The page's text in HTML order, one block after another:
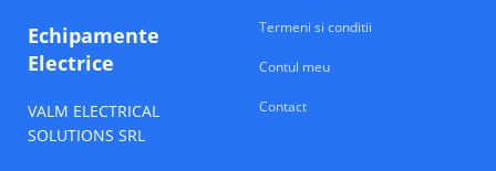
Echipamente
Electrice
VALM ELECTRICAL
SOLUTIONS SRL
Termeni si conditii
Contul meu
Contact